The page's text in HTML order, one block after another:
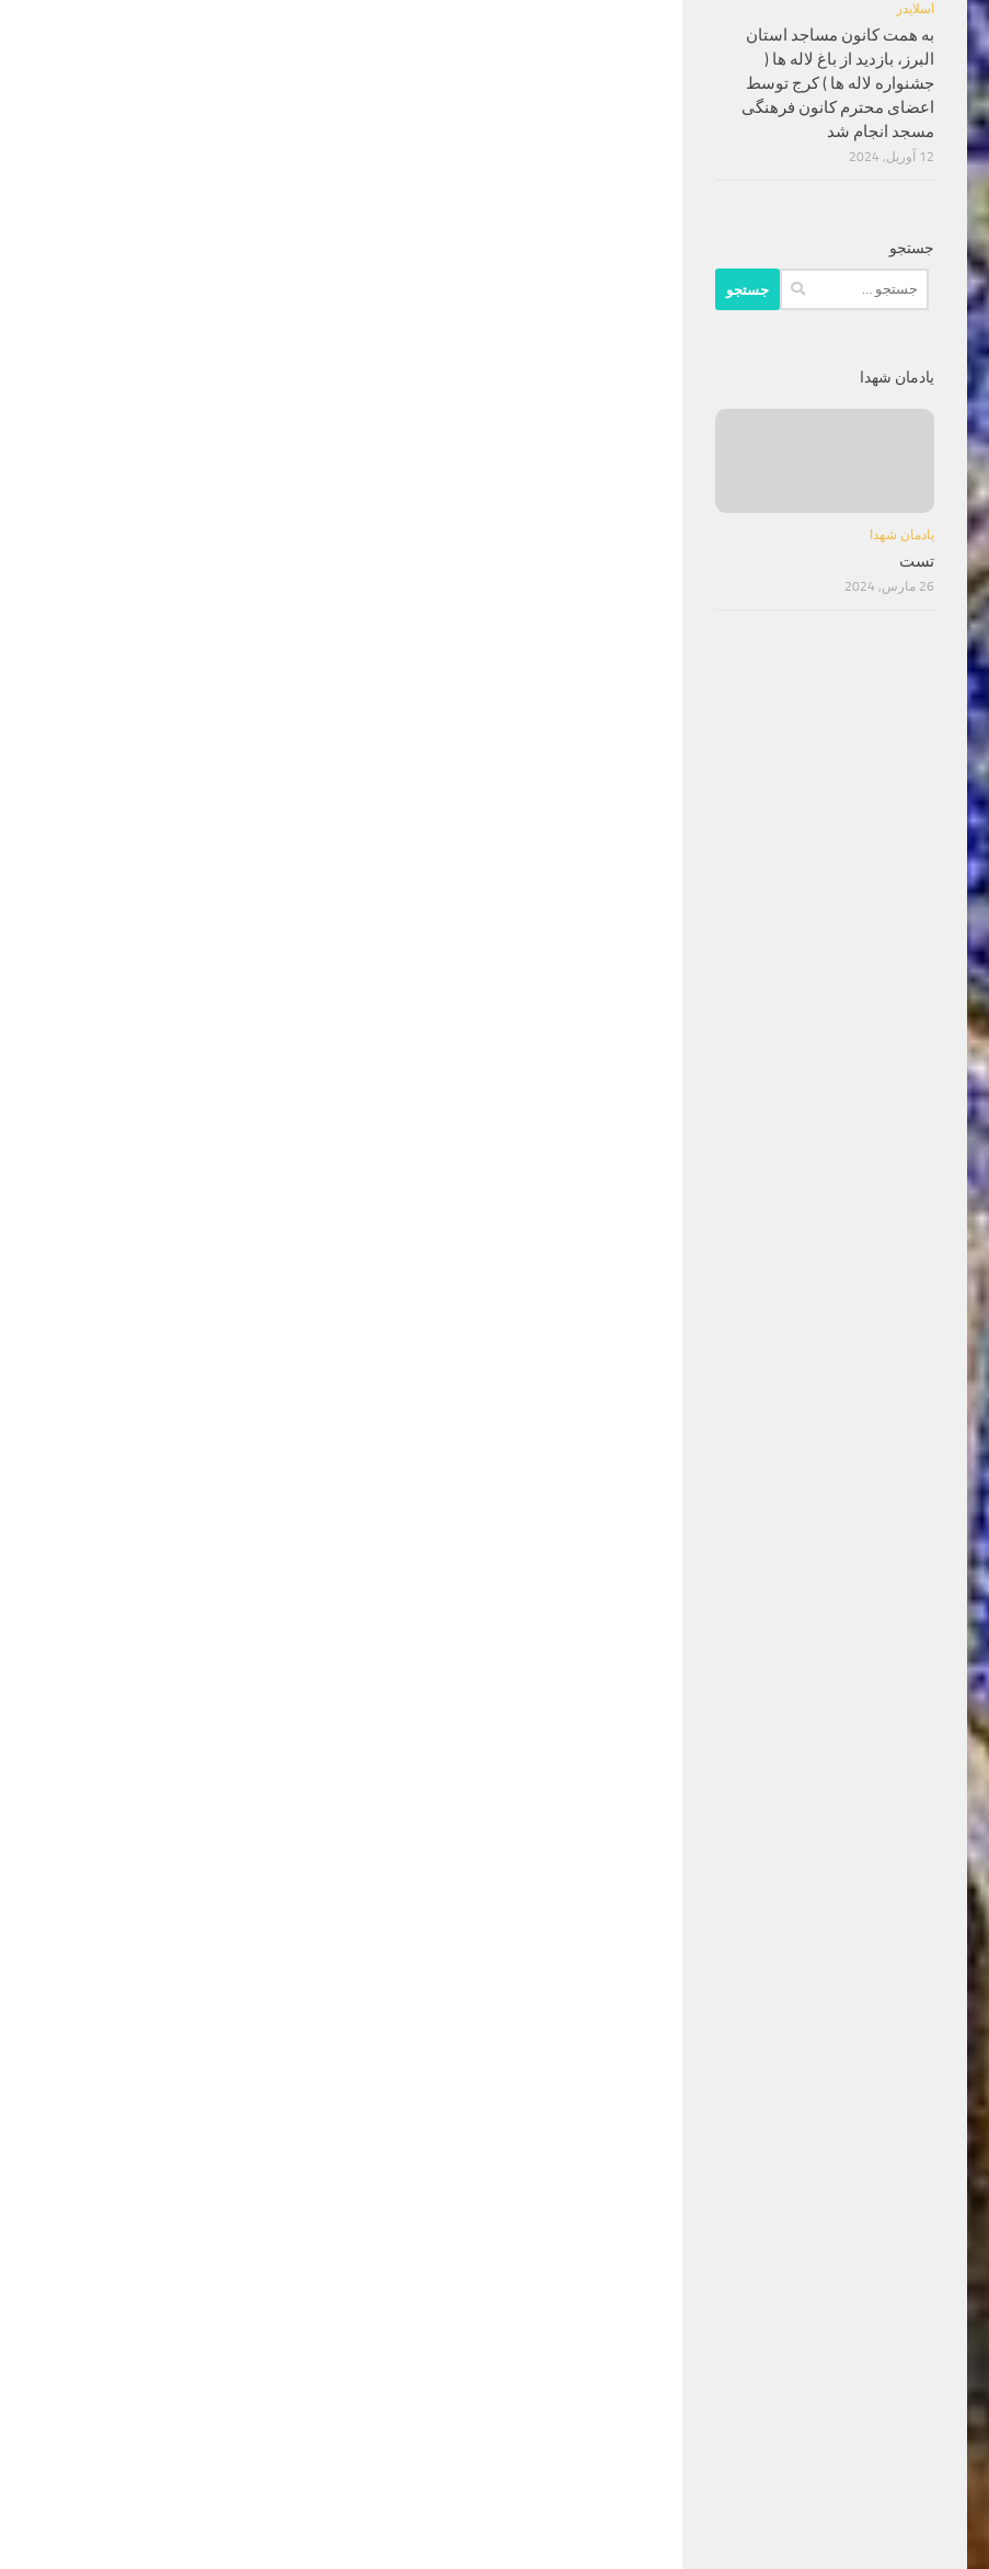
اسلایدر
به همت کانون مساجد استان
البرز، بازدید از باغ لاله ها (
جشنواره لاله ها ) کرج توسط
اعضای محترم کانون فرهنگی
مسجد انجام شد
12 آوریل, 2024
جستجو
برای:
یادمان شهدا
یادمان شهدا
تست
26 مارس, 2024